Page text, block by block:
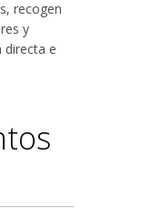
recogen
y
directa e